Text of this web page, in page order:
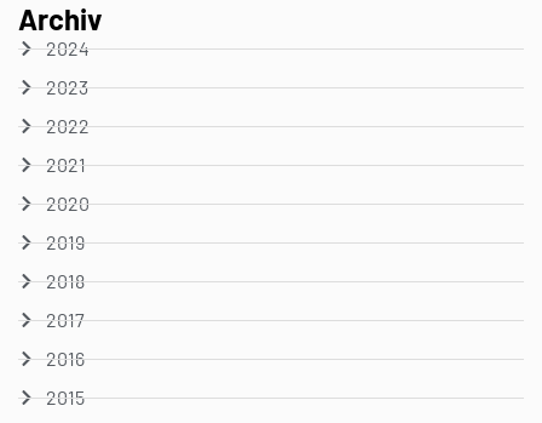
Archiv
2024
2023
2022
2021
2020
2019
2018
2017
2016
2015